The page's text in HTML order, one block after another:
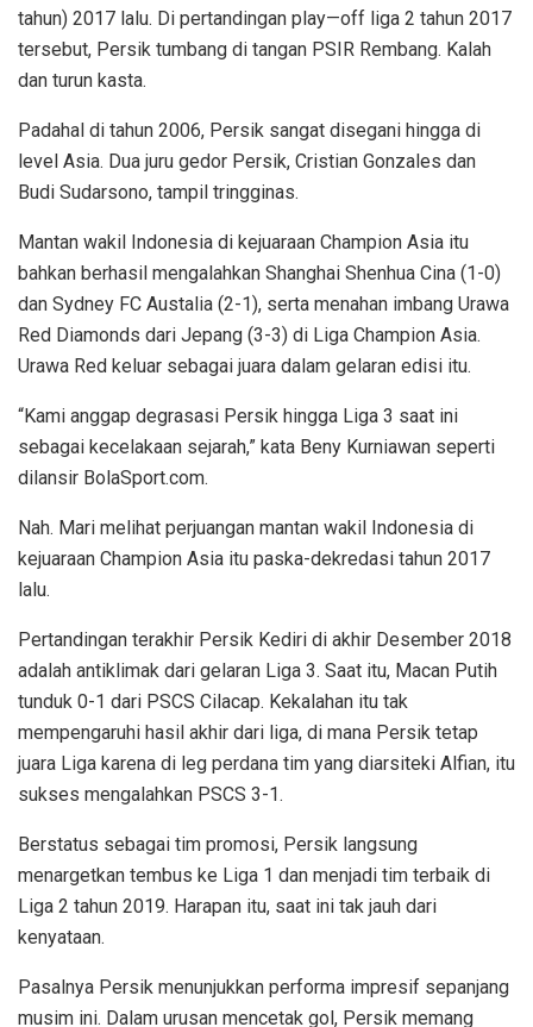
tahun) 2017 lalu. Di pertandingan play—off liga 2 tahun 2017
tersebut, Persik tumbang di tangan PSIR Rembang. Kalah
dan turun kasta.
Padahal di tahun 2006, Persik sangat disegani hingga di
level Asia. Dua juru gedor Persik, Cristian Gonzales dan
Budi Sudarsono, tampil tringginas.
Mantan wakil Indonesia di kejuaraan Champion Asia itu
bahkan berhasil mengalahkan Shanghai Shenhua Cina (1-0)
dan Sydney FC Austalia (2-1), serta menahan imbang Urawa
Red Diamonds dari Jepang (3-3) di Liga Champion Asia.
Urawa Red keluar sebagai juara dalam gelaran edisi itu.
“Kami anggap degrasasi Persik hingga Liga 3 saat ini
sebagai kecelakaan sejarah,” kata Beny Kurniawan seperti
dilansir BolaSport.com.
Nah. Mari melihat perjuangan mantan wakil Indonesia di
kejuaraan Champion Asia itu paska-dekredasi tahun 2017
lalu.
Pertandingan terakhir Persik Kediri di akhir Desember 2018
adalah antiklimak dari gelaran Liga 3. Saat itu, Macan Putih
tunduk 0-1 dari PSCS Cilacap. Kekalahan itu tak
mempengaruhi hasil akhir dari liga, di mana Persik tetap
juara Liga karena di leg perdana tim yang diarsiteki Alfian, itu
sukses mengalahkan PSCS 3-1.
Berstatus sebagai tim promosi, Persik langsung
menargetkan tembus ke Liga 1 dan menjadi tim terbaik di
Liga 2 tahun 2019. Harapan itu, saat ini tak jauh dari
kenyataan.
Pasalnya Persik menunjukkan performa impresif sepanjang
musim ini. Dalam urusan mencetak gol, Persik memang